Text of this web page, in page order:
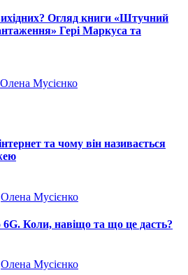
Огляд книги «Штучний
Гері Маркуса та
Олена Мусієнко
та чому він називається
Олена Мусієнко
6G. Коли, навіщо та що це даcть?
Олена Мусієнко